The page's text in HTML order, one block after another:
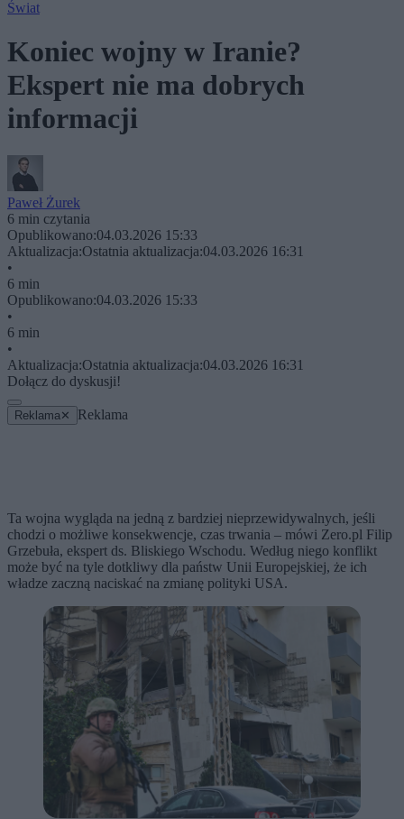
Świat
Koniec wojny w Iranie?
Ekspert nie ma dobrych
informacji
Paweł Żurek
6 min czytania
Opublikowano:04.03.2026 15:33
Aktualizacja:Ostatnia aktualizacja:04.03.2026 16:31
•
6 min
Opublikowano:04.03.2026 15:33
•
6 min
•
Aktualizacja:Ostatnia aktualizacja:04.03.2026 16:31
Dołącz do dyskusji!
Reklama ✕ Reklama
Ta wojna wygląda na jedną z bardziej nieprzewidywalnych, jeśli
chodzi o możliwe konsekwencje, czas trwania – mówi Zero.pl Filip
Grzebuła, ekspert ds. Bliskiego Wschodu. Według niego konflikt
może być na tyle dotkliwy dla państw Unii Europejskiej, że ich
władze zaczną naciskać na zmianę polityki USA.